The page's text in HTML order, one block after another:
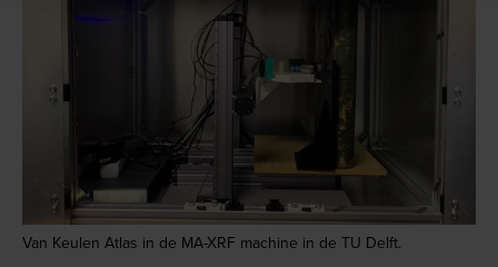
Van Keulen Atlas in de MA-XRF machine in de TU Delft.